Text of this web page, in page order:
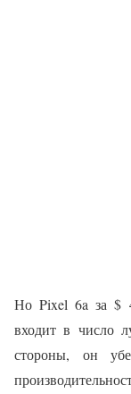
Но Pixel 6a за $
входит в число
стороны, он